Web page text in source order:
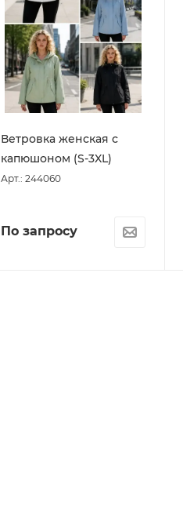
Ветровка женская с
капюшоном (S-3XL)
Арт.: 244060
По запросу